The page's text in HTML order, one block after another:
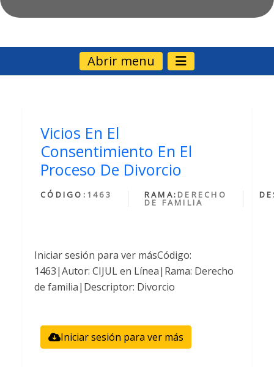
Abrir menu
Vicios En El
Consentimiento En El
Proceso De Divorcio
CÓDIGO: 1463 RAMA: DERECHO
DE FAMILIA
Iniciar sesión para ver másCódigo:
1463|Autor: CIJUL en Línea|Rama: Derecho
de familia|Descriptor: Divorcio
Iniciar sesión para ver más